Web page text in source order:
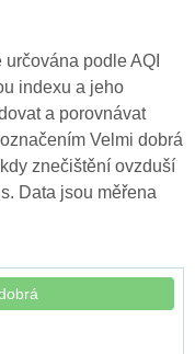
podle AQI
indexu a jeho
a porovnávat
Velmi dobrá
znečištění ovzduší
Data jsou měřena